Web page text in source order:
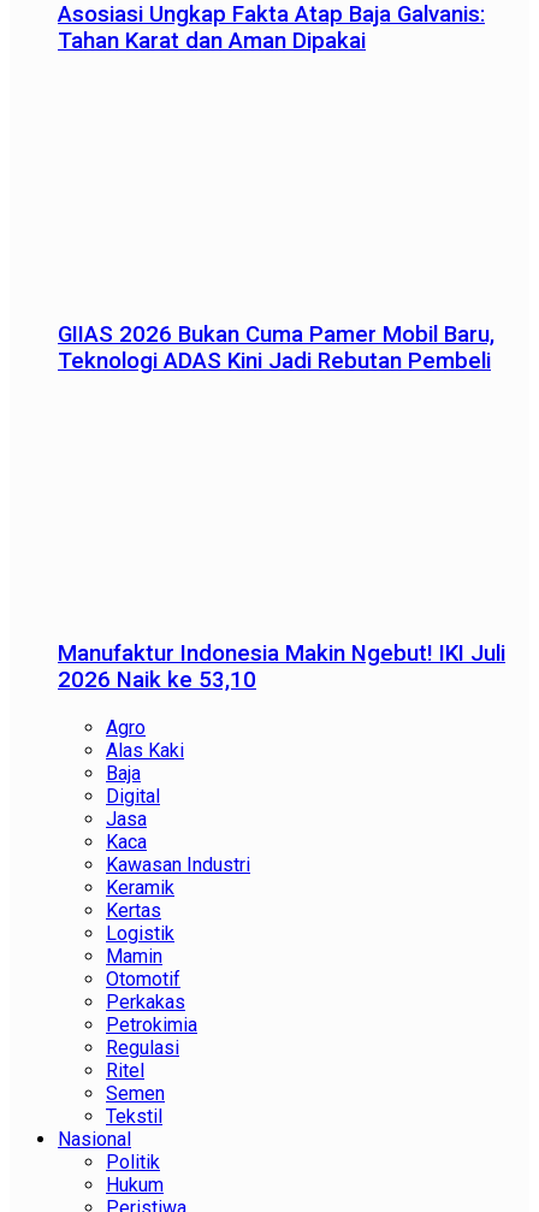
Asosiasi Ungkap Fakta Atap Baja Galvanis:
Tahan Karat dan Aman Dipakai
GIIAS 2026 Bukan Cuma Pamer Mobil Baru,
Teknologi ADAS Kini Jadi Rebutan Pembeli
Manufaktur Indonesia Makin Ngebut! IKI Juli
2026 Naik ke 53,10
Agro
Alas Kaki
Baja
Digital
Jasa
Kaca
Kawasan Industri
Keramik
Kertas
Logistik
Mamin
Otomotif
Perkakas
Petrokimia
Regulasi
Ritel
Semen
Tekstil
Nasional
Politik
Hukum